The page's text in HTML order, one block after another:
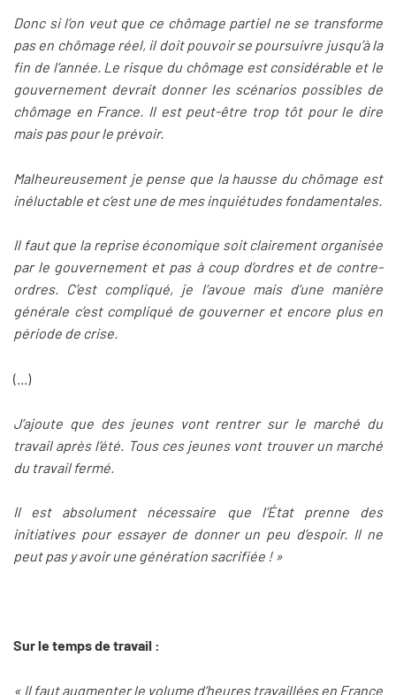
Donc si l’on veut que ce chômage partiel ne se transforme
pas en chômage réel, il doit pouvoir se poursuivre jusqu’à la
fin de l’année. Le risque du chômage est considérable et le
gouvernement devrait donner les scénarios possibles de
chômage en France. Il est peut-être trop tôt pour le dire
mais pas pour le prévoir.
Malheureusement je pense que la hausse du chômage est
inéluctable et c’est une de mes inquiétudes fondamentales.
Il faut que la reprise économique soit clairement organisée
par le gouvernement et pas à coup d’ordres et de contre-
ordres. C’est compliqué, je l’avoue mais d’une manière
générale c’est compliqué de gouverner et encore plus en
période de crise.
(...)
J’ajoute que des jeunes vont rentrer sur le marché du
travail après l’été. Tous ces jeunes vont trouver un marché
du travail fermé.
Il est absolument nécessaire que l’État prenne des
initiatives pour essayer de donner un peu d’espoir. Il ne
peut pas y avoir une génération sacrifiée ! »
Sur le temps de travail :
« Il faut augmenter le volume d’heures travaillées en France